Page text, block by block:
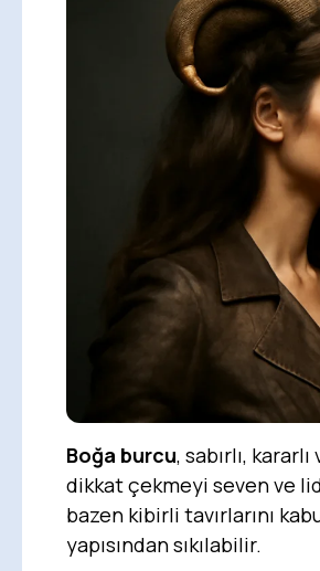
Boğa burcu, sabırlı,
dikkat çekmeyi seven ve
bazen kibirli tavırlarını
yapısından sıkılabilir.